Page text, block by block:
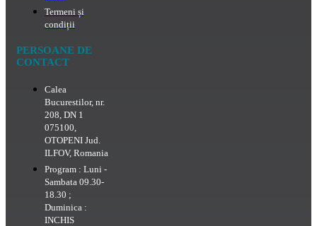
Termeni și
condiții
PERSOANE DE
CONTACT
Calea
Bucurestilor, nr.
208, DN 1
075100,
OTOPENI Jud.
ILFOV, Romania
Program : Luni -
Sambata 09.30-
18.30 ;
Duminica :
INCHIS